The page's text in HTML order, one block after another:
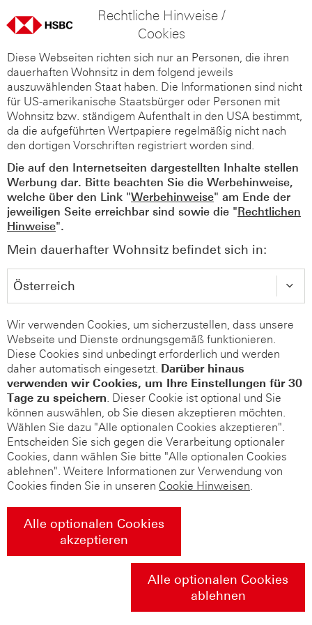
Rechtliche Hinweise /
Cookies
Diese Webseiten richten sich nur an Personen, die ihren
dauerhaften Wohnsitz in dem folgend jeweils
auszuwählenden Staat haben. Die Informationen sind nicht
für US-amerikanische Staatsbürger oder Personen mit
Wohnsitz bzw. ständigem Aufenthalt in den USA bestimmt,
da die aufgeführten Wertpapiere regelmäßig nicht nach
den dortigen Vorschriften registriert worden sind.
Die auf den Internetseiten dargestellten Inhalte stellen
Werbung dar. Bitte beachten Sie die Werbehinweise,
welche über den Link "Werbehinweise" am Ende der
jeweiligen Seite erreichbar sind sowie die "Rechtlichen
Hinweise".
Mein dauerhafter Wohnsitz befindet sich in:
Wir verwenden Cookies, um sicherzustellen, dass unsere
Webseite und Dienste ordnungsgemäß funktionieren.
Diese Cookies sind unbedingt erforderlich und werden
daher automatisch eingesetzt. Darüber hinaus
verwenden wir Cookies, um Ihre Einstellungen für 30
Tage zu speichern. Dieser Cookie ist optional und Sie
können auswählen, ob Sie diesen akzeptieren möchten.
Wählen Sie dazu "Alle optionalen Cookies akzeptieren".
Entscheiden Sie sich gegen die Verarbeitung optionaler
Cookies, dann wählen Sie bitte "Alle optionalen Cookies
ablehnen". Weitere Informationen zur Verwendung von
Cookies finden Sie in unseren Cookie Hinweisen.
Alle optionalen Cookies
akzeptieren
Alle optionalen Cookies
ablehnen